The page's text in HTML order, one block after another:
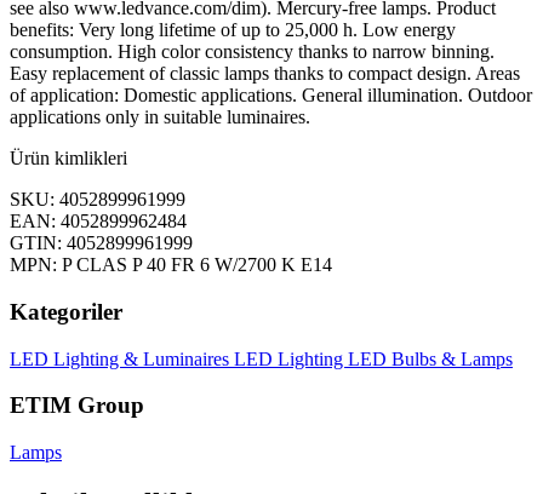
see also www.ledvance.com/dim). Mercury-free lamps. Product
benefits: Very long lifetime of up to 25,000 h. Low energy
consumption. High color consistency thanks to narrow binning.
Easy replacement of classic lamps thanks to compact design. Areas
of application: Domestic applications. General illumination. Outdoor
applications only in suitable luminaires.
Ürün kimlikleri
SKU: 4052899961999
EAN: 4052899962484
GTIN: 4052899961999
MPN: P CLAS P 40 FR 6 W/2700 K E14
Kategoriler
LED Lighting & Luminaires LED Lighting LED Bulbs & Lamps
ETIM Group
Lamps